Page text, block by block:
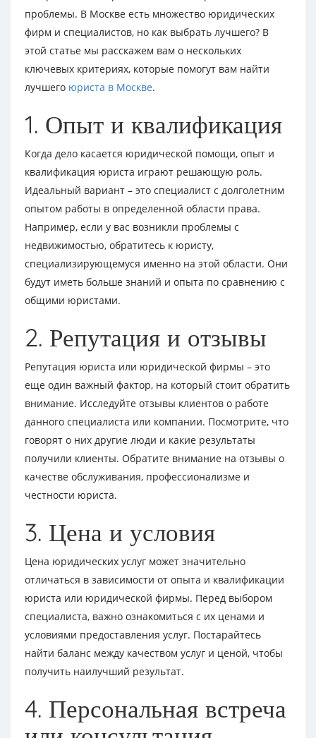
проблемы. В Москве есть множество юридических
фирм и специалистов, но как выбрать лучшего? В
этой статье мы расскажем вам о нескольких
ключевых критериях, которые помогут вам найти
лучшего юриста в Москве.
1. Опыт и квалификация
Когда дело касается юридической помощи, опыт и
квалификация юриста играют решающую роль.
Идеальный вариант – это специалист с долголетним
опытом работы в определенной области права.
Например, если у вас возникли проблемы с
недвижимостью, обратитесь к юристу,
специализирующемуся именно на этой области. Они
будут иметь больше знаний и опыта по сравнению с
общими юристами.
2. Репутация и отзывы
Репутация юриста или юридической фирмы – это
еще один важный фактор, на который стоит обратить
внимание. Исследуйте отзывы клиентов о работе
данного специалиста или компании. Посмотрите, что
говорят о них другие люди и какие результаты
получили клиенты. Обратите внимание на отзывы о
качестве обслуживания, профессионализме и
честности юриста.
3. Цена и условия
Цена юридических услуг может значительно
отличаться в зависимости от опыта и квалификации
юриста или юридической фирмы. Перед выбором
специалиста, важно ознакомиться с их ценами и
условиями предоставления услуг. Постарайтесь
найти баланс между качеством услуг и ценой, чтобы
получить наилучший результат.
4. Персональная встреча